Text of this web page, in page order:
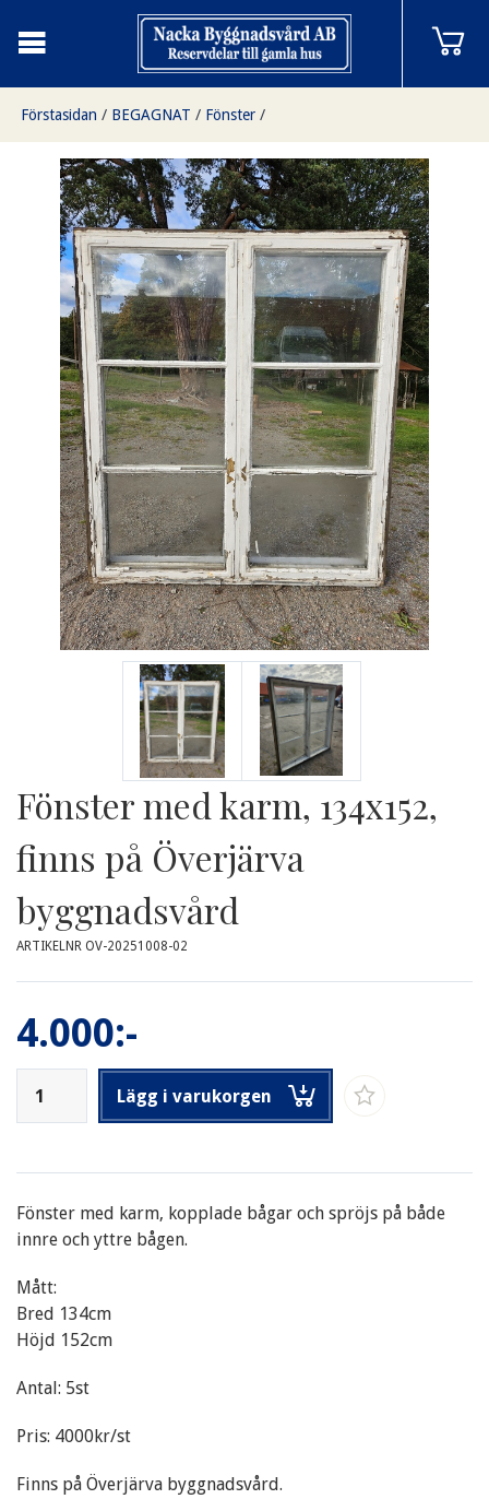
Förstasidan / BEGAGNAT / Fönster /
Fönster med karm, 134x152, finns på Överjärva byggnadsvård
Fönster med karm, 134x152,
finns på Överjärva
byggnadsvård
ARTIKELNR OV-20251008-02
4.000:-
Lägg i varukorgen
Fönster med karm, kopplade bågar och spröjs på både
innre och yttre bågen.
Mått:
Bred 134cm
Höjd 152cm
Antal: 5st
Pris: 4000kr/st
Finns på Överjärva byggnadsvård.